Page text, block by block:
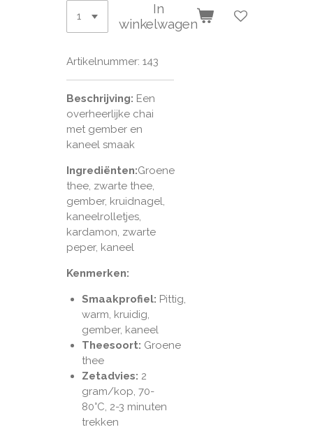
In
winkelwagen
Artikelnummer: 143
Beschrijving: Een
overheerlijke chai
met gember en
kaneel smaak
Ingrediënten:Groene
thee, zwarte thee,
gember, kruidnagel,
kaneelrolletjes,
kardamon, zwarte
peper, kaneel
Kenmerken:
Smaakprofiel: Pittig,
warm, kruidig,
gember, kaneel
Theesoort: Groene
thee
Zetadvies: 2
gram/kop, 70-
80°C, 2-3 minuten
trekken